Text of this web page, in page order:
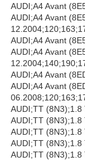
AUDI;A4 Avant
AUDI;A4 Avant
AUDI;A4 Avant
AUDI;A4 Avant
AUDI;A4 Avant
AUDI;A4 Avant
AUDI;TT (8N3);1.8
AUDI;TT (8N3);1.8
AUDI;TT (8N3);1.8
AUDI;TT
AUDI;TT (8N3);1.8